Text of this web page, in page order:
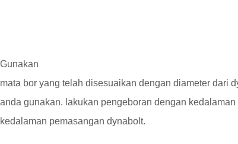
Gunakan
mata bor yang telah disesuaikan dengan diameter dari
anda gunakan. lakukan pengeboran dengan
kedalaman pemasangan dynabolt.